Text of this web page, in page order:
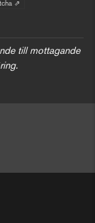
⇗
till mottagande